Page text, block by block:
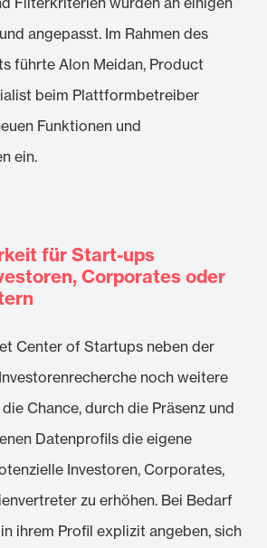
angepasst. Im Rahmen des
führte Alon Meidan, Product
beim Plattformbetreiber
Funktionen und
ein.
für Start-ups
Corporates oder
Center of Startups neben der
noch weitere
Chance, durch die Präsenz und
Datenprofils die eigene
Investoren, Corporates,
zu erhöhen. Bei Bedarf
ihrem Profil explizit angeben, sich